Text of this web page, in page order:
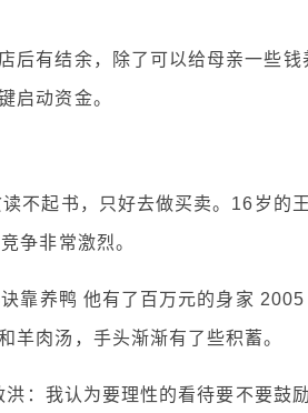
后有结余，除了可以给母亲一些钱
启动资金。
不起书，只好去做买卖。16岁的王
争非常激烈。
靠养鸭 他有了百万元的身家 2005
羊肉汤，手头渐渐有了些积蓄。
：我认为要理性的看待要不要鼓励